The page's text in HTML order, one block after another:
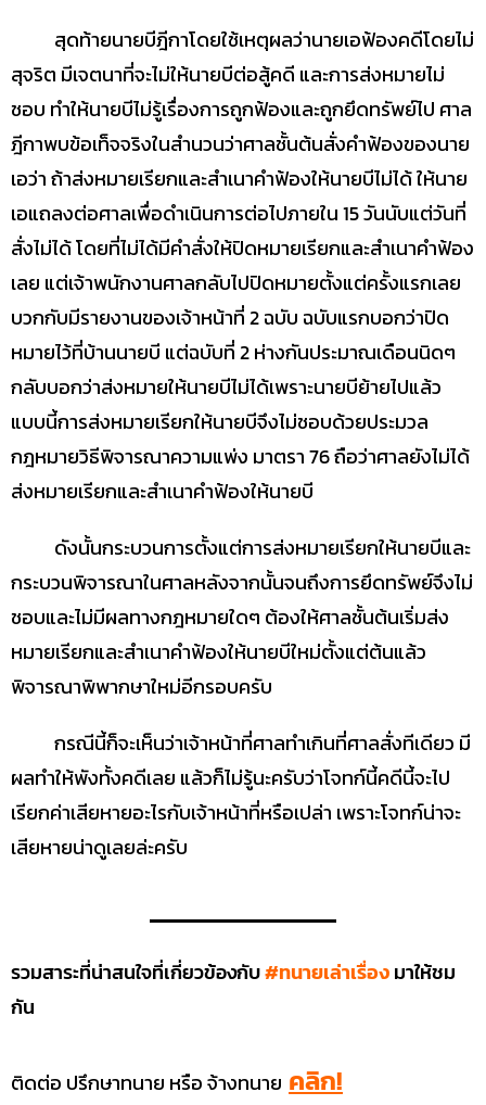
สุดท้ายนายบีฎีกาโดยใช้เหตุผลว่านายเอฟ้องคดีโดยไม่
สุจริต มีเจตนาที่จะไม่ให้นายบีต่อสู้คดี และการส่งหมายไม่
ชอบ ทำให้นายบีไม่รู้เรื่องการถูกฟ้องและถูกยึดทรัพย์ไป ศาล
ฎีกาพบข้อเท็จจริงในสำนวนว่าศาลชั้นต้นสั่งคำฟ้องของนาย
เอว่า ถ้าส่งหมายเรียกและสำเนาคำฟ้องให้นายบีไม่ได้ ให้นาย
เอแถลงต่อศาลเพื่อดำเนินการต่อไปภายใน 15 วันนับแต่วันที่
สั่งไม่ได้ โดยที่ไม่ได้มีคำสั่งให้ปิดหมายเรียกและสำเนาคำฟ้อง
เลย แต่เจ้าพนักงานศาลกลับไปปิดหมายตั้งแต่ครั้งแรกเลย
บวกกับมีรายงานของเจ้าหน้าที่ 2 ฉบับ ฉบับแรกบอกว่าปิด
หมายไว้ที่บ้านนายบี แต่ฉบับที่ 2 ห่างกันประมาณเดือนนิดๆ
กลับบอกว่าส่งหมายให้นายบีไม่ได้เพราะนายบีย้ายไปแล้ว
แบบนี้การส่งหมายเรียกให้นายบีจึงไม่ชอบด้วยประมวล
กฎหมายวิธีพิจารณาความแพ่ง มาตรา 76 ถือว่าศาลยังไม่ได้
ส่งหมายเรียกและสำเนาคำฟ้องให้นายบี
ดังนั้นกระบวนการตั้งแต่การส่งหมายเรียกให้นายบีและ
กระบวนพิจารณาในศาลหลังจากนั้นจนถึงการยึดทรัพย์จึงไม่
ชอบและไม่มีผลทางกฎหมายใดๆ ต้องให้ศาลชั้นต้นเริ่มส่ง
หมายเรียกและสำเนาคำฟ้องให้นายบีใหม่ตั้งแต่ต้นแล้ว
พิจารณาพิพากษาใหม่อีกรอบครับ
กรณีนี้ก็จะเห็นว่าเจ้าหน้าที่ศาลทำเกินที่ศาลสั่งทีเดียว มี
ผลทำให้พังทั้งคดีเลย แล้วก็ไม่รู้นะครับว่าโจทก์นี้คดีนี้จะไป
เรียกค่าเสียหายอะไรกับเจ้าหน้าที่หรือเปล่า เพราะโจทก์น่าจะ
เสียหายน่าดูเลยล่ะครับ
รวมสาระที่น่าสนใจที่เกี่ยวข้องกับ#ทนายเล่าเรื่องมาให้ชม
กัน
ติดต่อ ปรึกษาทนาย หรือ จ้างทนาย คลิก!